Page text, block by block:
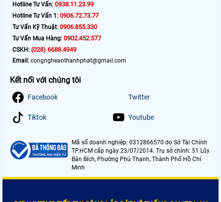
Hotline Tư Vấn: 0938.11.23.99
Hotline Tư Vấn 1: 0906.72.73.77
Tư Vấn Kỹ Thuật: 0906.855.330
Tư Vấn Mua Hàng: 0902.452.577
CSKH: (028) 6688.4949
Email: congngheanthanhphat@gmail.com
Kết nối với chúng tôi
Facebook Twitter
Tiktok Youtube
Mã số doanh nghiệp: 0312866570 do Sở Tài Chính
TP.HCM cấp ngày 23/07/2014. Trụ sở chính: 51 Lũy
Bán Bích, Phường Phú Thạnh, Thành Phố Hồ Chí
Minh